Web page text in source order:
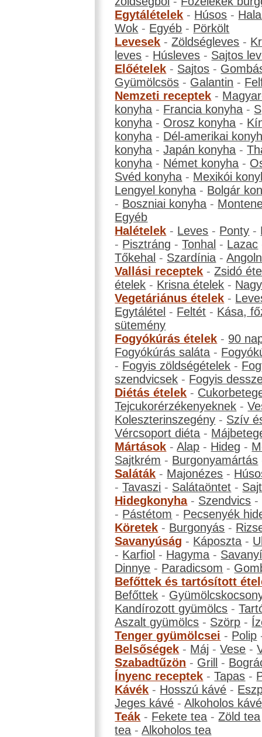
Egytálételek - Húsos -
Wok - Egyéb - Pörkölt
Levesek -Zöldségleves -
leves - Húsleves - Sajtos
Előételek - Sajtos -
Gyümölcsös - Galantin -
Nemzeti receptek -
konyha - Francia konyha -
konyha - Orosz konyha -
konyha - Dél-amerikai
konyha -Japán konyha -
konyha - Német konyha -
Svéd konyha - Mexikói
Lengyel konyha - Bolgár
- Boszniai konyha -
Egyéb
Halételek - Leves - Ponty -
- Pisztráng -Tonhal - Lazac
Tőkehal - Szardínia -
Vallási receptek -Zsidó
ételek - Krisna ételek -
Vegetáriánus ételek -
Egytálétel - Feltét - Kása,
sütemény
Fogyókúrás ételek - 90
Fogyókúrás saláta -
- Fogyis zöldségételek -
szendvicsek - Fogyis
Diétás ételek -
Tejcukorérzékenyeknek -
Koleszterinszegény - Szív
Vércsoport diéta -
Mártások -Alap - Hideg -
Sajtkrém - Burgonyamártás
Saláták - Majonézes -
-Tavaszi - Salátaöntet -
Hidegkonyha- Szendvics -
- Pástétom - Pecsenyék
Köretek - Burgonyás -
Savanyúság - Káposzta -
- Karfiol - Hagyma -
Dinnye - Paradicsom -
Befőttek és tartósított
Befőttek -
Kandírozott gyümölcs -
Aszalt gyümölcs - Szörp -
Tenger gyümölcsei - Polip
Belsőségek - Máj -Vese -
Szabadtűzön - Grill -
Ínyenc receptek -Tapas -
Kávék - Hosszú kávé -
Jeges kávé -Alkoholos kávé
Teák - Fekete tea -Zöld tea
tea -Alkoholos tea